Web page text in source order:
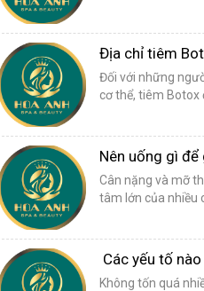
Địa chỉ tiêm
Đối với những
cơ thể, tiêm Botox
Nên uống gì để
Cân nặng và mỡ
tâm lớn của nhiều
Các yếu tố
Không tốn quá